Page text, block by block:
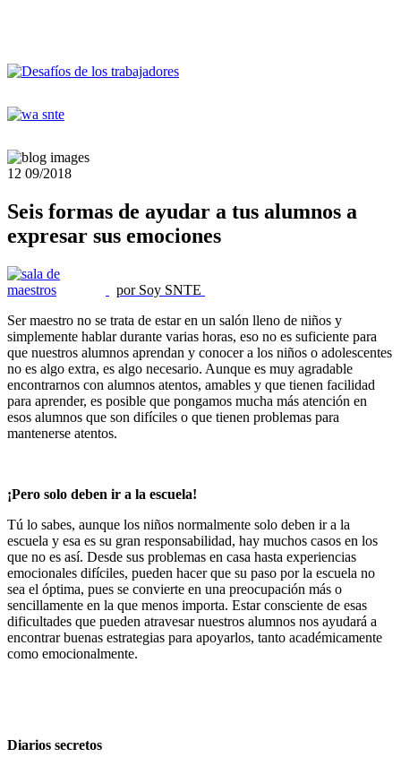
12 09/2018
Seis formas de ayudar a tus alumnos a
expresar sus emociones
por Soy SNTE
Ser maestro no se trata de estar en un salón lleno de niños y
simplemente hablar durante varias horas, eso no es suficiente para
que nuestros alumnos aprendan y conocer a los niños o adolescentes
no es algo extra, es algo necesario. Aunque es muy agradable
encontrarnos con alumnos atentos, amables y que tienen facilidad
para aprender, es posible que pongamos mucha más atención en
esos alumnos que son difíciles o que tienen problemas para
mantenerse atentos.
¡Pero solo deben ir a la escuela!
Tú lo sabes, aunque los niños normalmente solo deben ir a la
escuela y esa es su gran responsabilidad, hay muchos casos en los
que no es así. Desde sus problemas en casa hasta experiencias
emocionales difíciles, pueden hacer que su paso por la escuela no
sea el óptima, pues se convierte en una preocupación más o
sencillamente en la que menos importa. Estar consciente de esas
dificultades que pueden atravesar nuestros alumnos nos ayudará a
encontrar buenas estrategias para apoyarlos, tanto académicamente
como emocionalmente.
Diarios secretos